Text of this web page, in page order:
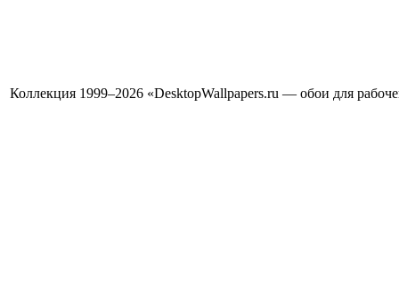
Коллекция 1999–2026 «DesktopWallpapers.ru — обои для